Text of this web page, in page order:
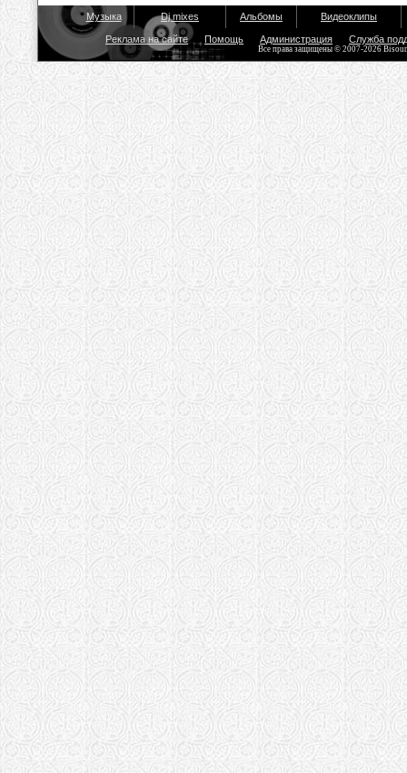
Музыка Dj mixes Альбомы Видеоклипы
Реклама на сайте Помощь Администрация Служба
Все права защищены © 2007-2026